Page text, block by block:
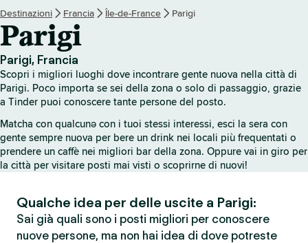
Destinazioni Francia Île-de-France Parigi
Parigi
Parigi, Francia
Scopri i migliori luoghi dove incontrare gente nuova nella città di
Parigi. Poco importa se sei della zona o solo di passaggio, grazie
a Tinder puoi conoscere tante persone del posto.
Matcha con qualcunə con i tuoi stessi interessi, esci la sera con
gente sempre nuova per bere un drink nei locali più frequentati o
prendere un caffè nei migliori bar della zona. Oppure vai in giro per
la città per visitare posti mai visti o scoprirne di nuovi!
Qualche idea per delle uscite a Parigi:
Sai già quali sono i posti migliori per conoscere
nuove persone, ma non hai idea di dove potreste